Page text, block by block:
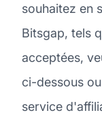
souhaitez en
Bitsgap, tels
acceptées,
ci-dessous
service